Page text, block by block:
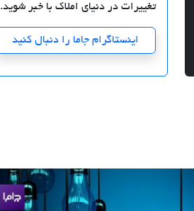
تغییرات در دنیای املاک با خبر شوید.
اینستاگرام جاما را دنبال کنید